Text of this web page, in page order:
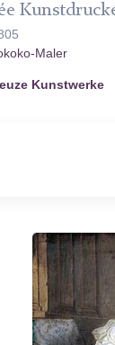
Maler
Kunstwerke